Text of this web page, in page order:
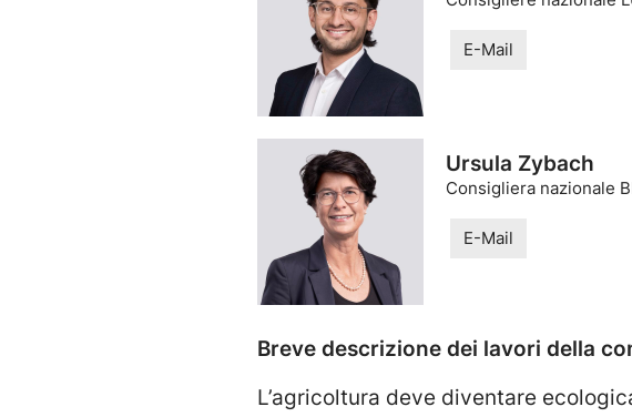
E-Mail
Ursula Zybach
Consigliera nazionale
E-Mail
Breve descrizione dei lavori della
L’agricoltura deve diventare